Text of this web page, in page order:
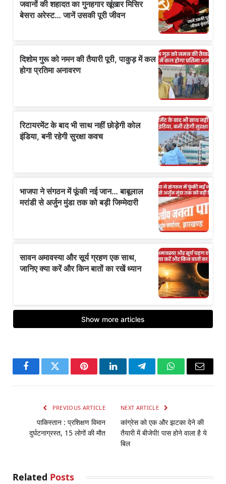
FacebookTwitter PinterestLinkedInTelegramWhatsApp
Email
PREVIOUS ARTICLE
पाकिस्तान : प्रशिक्षण विमान
दुर्घटनाग्रस्त, 15 लोगों की मौत
NEXT ARTICLE
कांग्रेस को एक और झटका देने की
तैयारी में बीजेपी! पास होने वाला है ये
बिल
Related Posts